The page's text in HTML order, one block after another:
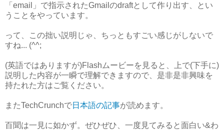
「email」で指示されたGmailのdraftとして作り出す、とい
うことをやっています。
って、この拙い説明じゃ、ちっともすごい感じがしないで
すね... (^^;
(英語ではありますが)Flashムービーを見ると、上で(下手に)
説明した内容が一瞬で理解できますので、是非是非興味を
持たれた方はご覧ください。
またTechCrunchで日本語の記事が読めます。
百聞は一見に如かず。ぜひぜひ、一度見てみると面白い&わ